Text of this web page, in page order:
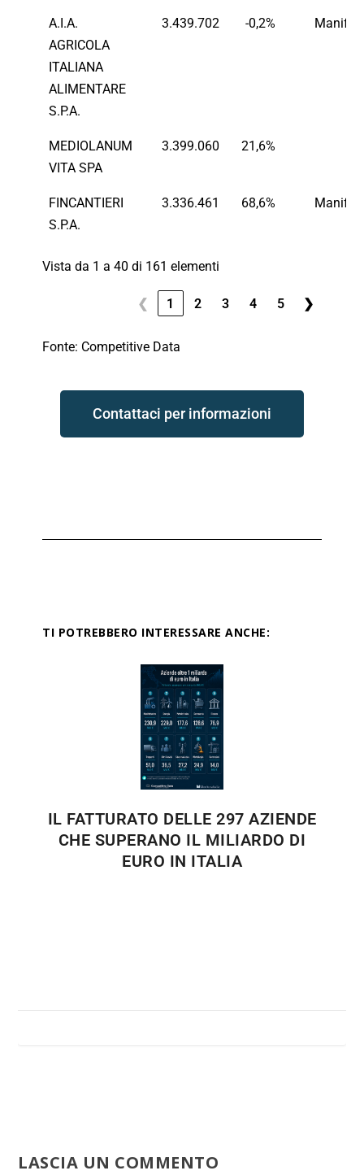
A.I.A.
AGRICOLA
ITALIANA
ALIMENTARE
S.P.A.
3.439.702 -0,2%
MEDIOLANUM
VITA SPA
3.399.060 21,6%
FINCANTIERI
S.P.A.
3.336.461 68,6%
Vista da 1 a 40 di 161 elementi
❮ 1 2 3 4 5 ❯
Fonte: Competitive Data
Contattaci per informazioni
TI POTREBBERO INTERESSARE ANCHE:
IL FATTURATO DELLE 297 AZIENDE
CHE SUPERANO IL MILIARDO DI
EURO IN ITALIA
LASCIA UN COMMENTO